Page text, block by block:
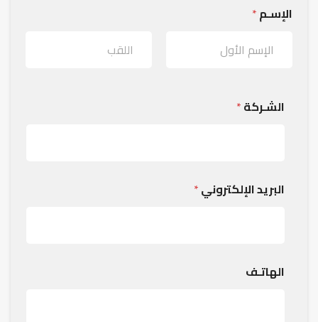
الإسـم*
الشـركة*
البريد الإلكتروني*
الهاتـف